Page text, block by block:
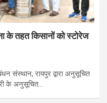
के तहत किसानों को स्टोरेज
संस्थान, रायपुर द्वारा अनुसूचित
के अनुसूचित…